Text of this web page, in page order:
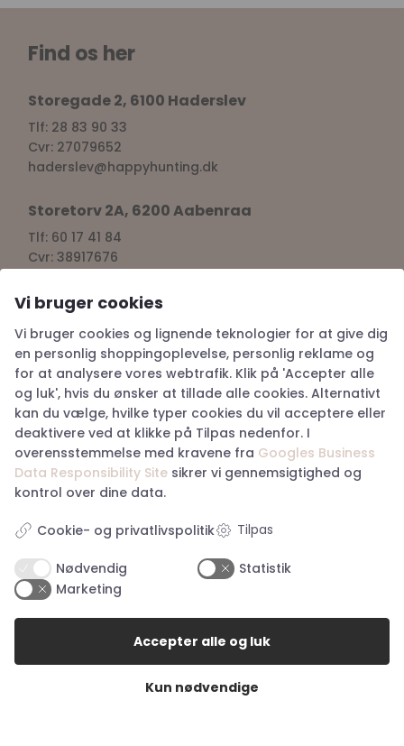
Find os her
Storegade 2, 6100 Haderslev
Tlf: 28 83 90 33
Cvr: 27079652
haderslev@happyhunting.dk
Storetorv 2A, 6200 Aabenraa
Tlf: 60 17 41 84
Cvr: 38917676
Kundeservice
Om Happy Hunting
Handelsbetingelser
Returnering
Privatlivspolitik
Køb returlabel
Digital fortrydelsesformular
Åbningstider i butikkerne
Åbningstider Haderslev
Man. – tor.:
10:00 – 17:30
10:00 – 18:00
Vi bruger cookies
Vi bruger cookies og lignende teknologier for at give dig
en personlig shoppingoplevelse, personlig reklame og
for at analysere vores webtrafik. Klik på 'Accepter alle
og luk', hvis du ønsker at tillade alle cookies. Alternativt
kan du vælge, hvilke typer cookies du vil acceptere eller
deaktivere ved at klikke på Tilpas nedenfor. I
overensstemmelse med kravene fra Googles Business
Data Responsibility Site sikrer vi gennemsigtighed og
kontrol over dine data.
Cookie- og privatlivspolitik Tilpas
Nødvendig
Statistik
Marketing
Kun nødvendige
Accepter alle og luk